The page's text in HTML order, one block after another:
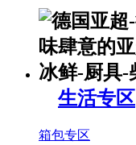
生活专区
箱包专区